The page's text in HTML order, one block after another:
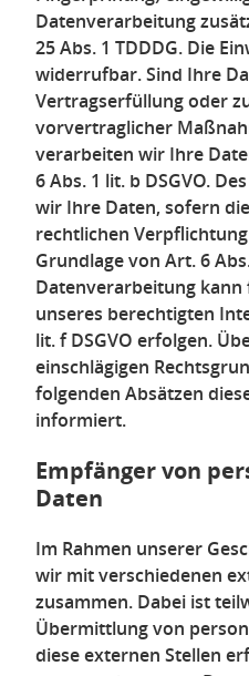
Datenverarbeitung
25 Abs. 1 TDDDG. Die
widerrufbar. Sind Ihre
Vertragserfüllung oder
vorvertraglicher
verarbeiten wir Ihre
6 Abs. 1 lit. b DSGVO.
wir Ihre Daten, sofern
rechtlichen
Grundlage von Art. 6
Datenverarbeitung
unseres berechtigten
lit. f DSGVO erfolgen.
einschlägigen
folgenden Absätzen
informiert.
Empfänger von
Daten
Im Rahmen unserer
wir mit verschiedenen
zusammen. Dabei ist
Übermittlung von
diese externen Stellen